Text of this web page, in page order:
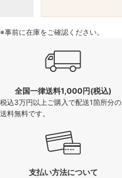
※事前に在庫をご確認ください。
全国一律送料1,000円(税込)
税込3万円以上ご購入で配送1箇所分の
送料無料です。
支払い方法について